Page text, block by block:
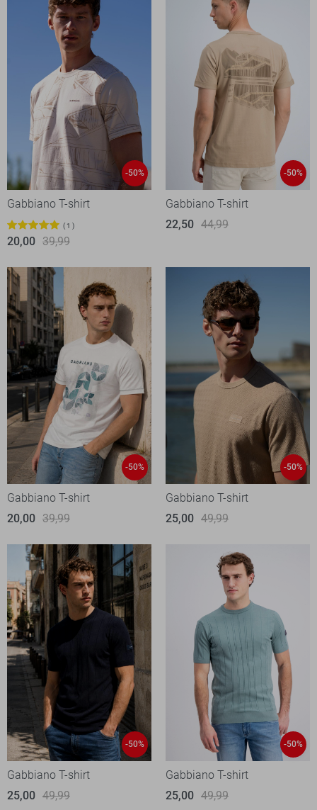
-50%
Gabbiano T-shirt
1
20,00 39,99
-50%
Gabbiano T-shirt
22,50 44,99
-50%
Gabbiano T-shirt
20,00 39,99
-50%
Gabbiano T-shirt
25,00 49,99
-50%
Gabbiano T-shirt
25,00 49,99
-50%
Gabbiano T-shirt
25,00 49,99